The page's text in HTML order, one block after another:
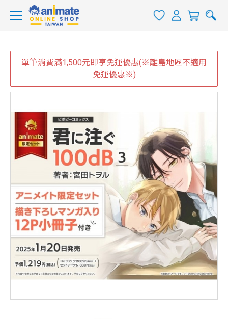
單筆消費滿1,500元即享免運優惠(※離島地區不適用
免運優惠※)